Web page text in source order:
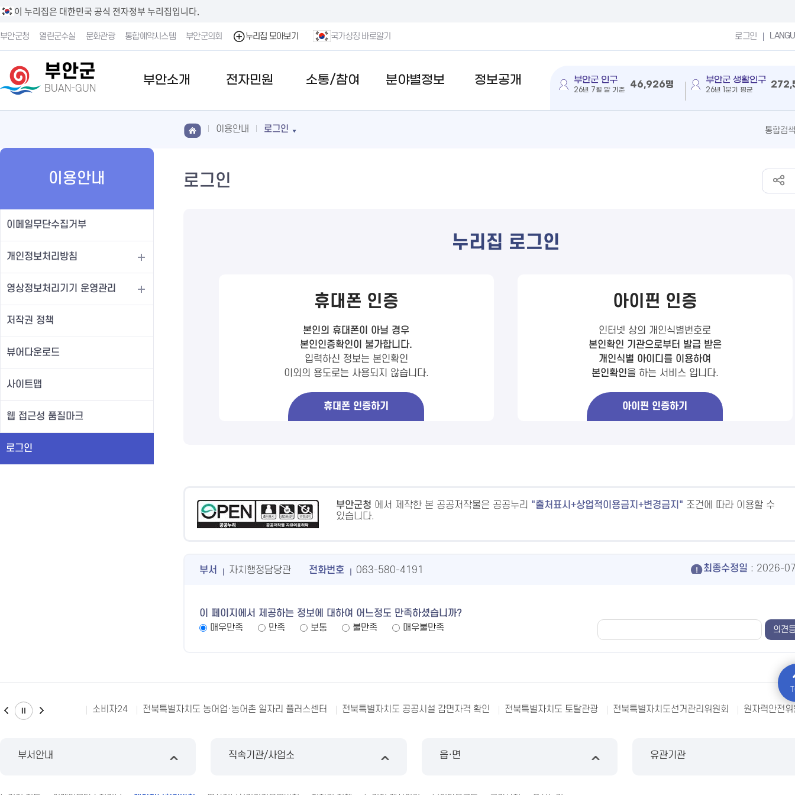
이 누리집은 대한민국 공식 전자정부 누리집입니다.
부안군청 열린군수실 문화관광 통합예약시스템 부안군의회 누리집 모아보기 국가상징 바로알기 로그인
부안군
BUAN-GUN
부안소개 전자민원 소통/참여 분야별정보 정보공개 부안군 인구
26년 7월 말 기준
46,926명 부안군 생활인구
26년 1분기 평균
이용안내
이메일무단수집거부
개인정보처리방침
영상정보처리기기 운영관리
저작권 정책
뷰어다운로드
사이트맵
웹 접근성 품질마크
로그인
이용안내 로그인
로그인
누리집 로그인
휴대폰 인증
본인의 휴대폰이 아닐 경우
본인인증확인이 불가합니다.
입력하신 정보는 본인확인
이외의 용도로는 사용되지 않습니다.
휴대폰 인증하기
아이핀 인증
인터넷 상의 개인식별번호로
본인확인 기관으로부터 발급 받은
개인식별 아이디를 이용하여
본인확인을 하는 서비스 입니다.
아이핀 인증하기
부안군청 에서 제작한 본 공공저작물은 공공누리 출처표시+상업적이용금지+변경금지
조건에 따라 이용할 수
있습니다.
부서 자치행정담당관 전화번호 063-580-4191 최종수정일 : 2026-
이 페이지에서 제공하는 정보에 대하여 어느정도 만족하셨습니까?
매우만족
만족 보통 불만족 매우불만족
소비자24 전북특별자치도 농어업·농어촌 일자리 플러스센터 전북특별자치도 공공시설 감면자격 확인 전북특별자치도 토탈관광 전북특별자치도선거관리위원회 원자력안전
부서안내 직속기관/사업소 읍·면 유관기관